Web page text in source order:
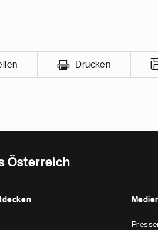
Drucken
Österreich